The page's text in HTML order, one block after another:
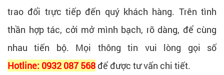
trao đổi trực tiếp đến quý khách hàng. Trên tình
thần hợp tác, cởi mở mình bạch, rõ dàng, để cùng
nhau tiến bộ. Mọi thông tin vui lòng gọi số
Hotline: 0932 087 568 để được tư vấn chi tiết.